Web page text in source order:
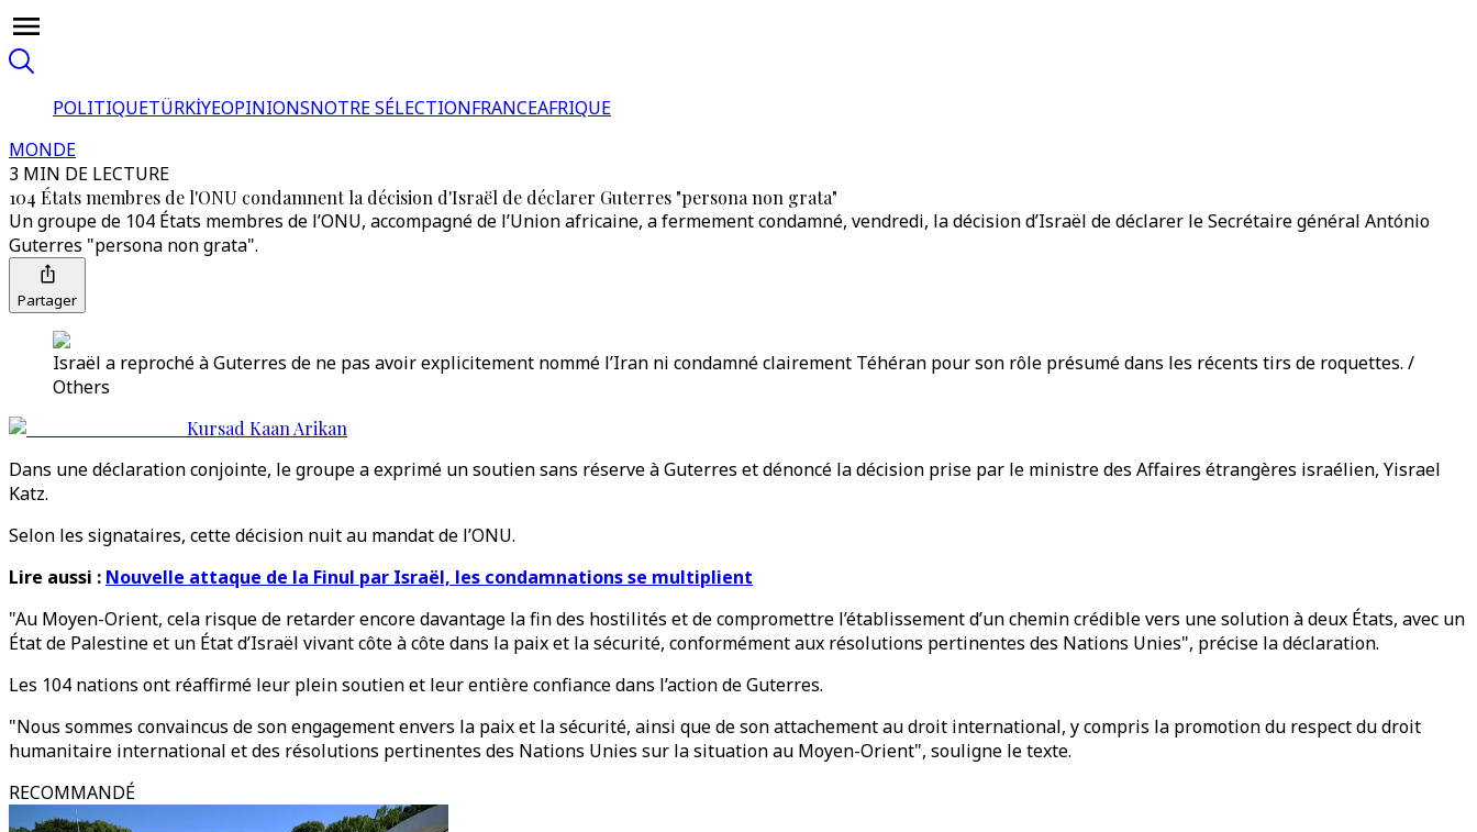
POLITIQUETÜRKİYEOPINIONSNOTRE SÉLECTIONFRANCEAFRIQUE
MONDE
3 MIN DE LECTURE
104 États membres de l'ONU condamnent la décision d'Israël de déclarer Guterres "persona non grata"
Un groupe de 104 États membres de l’ONU, accompagné de l’Union africaine, a fermement condamné, vendredi, la décision d’Israël de déclarer le Secrétaire général António
Guterres "persona non grata".
Partager
Israël a reproché à Guterres de ne pas avoir explicitement nommé l’Iran ni condamné clairement Téhéran pour son rôle présumé dans les récents tirs de roquettes. /
Others
Kursad Kaan Arikan
Dans une déclaration conjointe, le groupe a exprimé un soutien sans réserve à Guterres et dénoncé la décision prise par le ministre des Affaires étrangères israélien, Yisrael
Katz.
Selon les signataires, cette décision nuit au mandat de l’ONU.
Lire aussi : Nouvelle attaque de la Finul par Israël, les condamnations se multiplient
"Au Moyen-Orient, cela risque de retarder encore davantage la fin des hostilités et de compromettre l’établissement d’un chemin crédible vers une solution à deux États, avec un
État de Palestine et un État d’Israël vivant côte à côte dans la paix et la sécurité, conformément aux résolutions pertinentes des Nations Unies", précise la déclaration.
Les 104 nations ont réaffirmé leur plein soutien et leur entière confiance dans l’action de Guterres.
"Nous sommes convaincus de son engagement envers la paix et la sécurité, ainsi que de son attachement au droit international, y compris la promotion du respect du droit
humanitaire international et des résolutions pertinentes des Nations Unies sur la situation au Moyen-Orient", souligne le texte.
RECOMMANDÉ